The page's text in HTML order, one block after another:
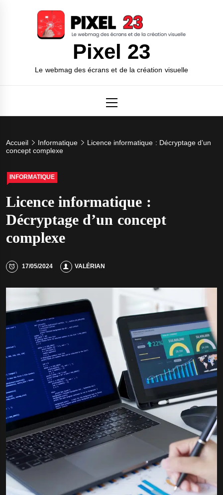
Pixel 23
Le webmag des écrans et de la création visuelle
Menu
Accueil Informatique
Licence informatique : Décryptage d’un
concept complexe
INFORMATIQUE
Licence informatique :
Décryptage d’un concept
complexe
17/05/2024 VALÉRIAN